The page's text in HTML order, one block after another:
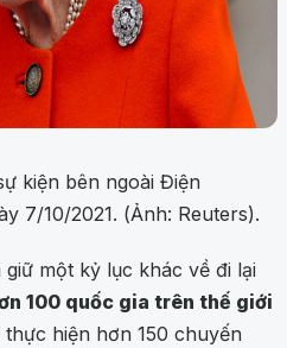
kiện bên ngoài Điện
7/10/2021. (Ảnh: Reuters).
một kỷ lục khác về đi lại
100 quốc gia trên thế giới
hiện hơn 150 chuyến